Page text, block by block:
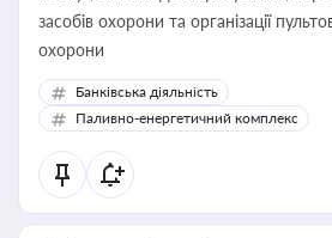
засобів охорони та організації
охорони
Банківська діяльність
Паливно-енергетичний комплекс